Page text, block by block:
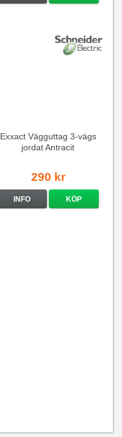
Exxact Vägguttag 3-vägs
jordat Antracit
290 kr
INFO KÖP